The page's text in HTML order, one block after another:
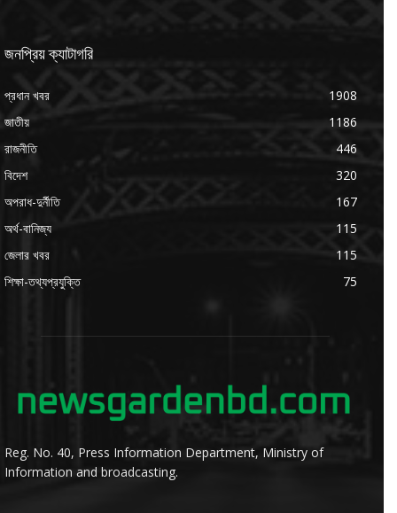
জনপ্রিয় ক্যাটাগরি
প্রধান খবর
1908
জাতীয়
1186
রাজনীতি
446
বিদেশ
320
অপরাধ-দুর্নীতি
167
অর্থ-বানিজ্য
115
জেলার খবর
115
শিক্ষা-তথ্যপ্রযুক্তি
75
Reg. No. 40, Press Information Department, Ministry of
Information and broadcasting.